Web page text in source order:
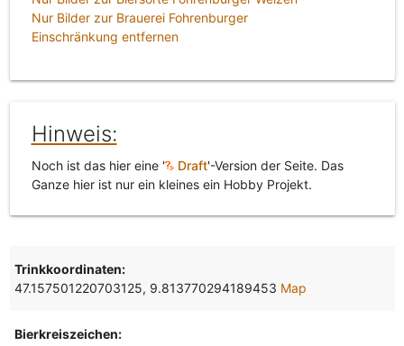
Nur Bilder zur Brauerei Fohrenburger
Einschränkung entfernen
Hinweis:
Noch ist das hier eine ' Draft'-Version der Seite. Das
Ganze hier ist nur ein kleines ein Hobby Projekt.
Trinkkoordinaten:
47.157501220703125, 9.813770294189453 Map
Bierkreiszeichen: